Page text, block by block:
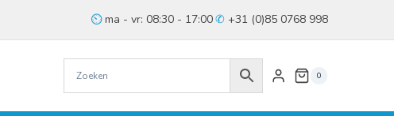
ma - vr: 08:30 - 17:00 +31 (0)85 0768 998
0